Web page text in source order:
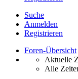
Suche
Anmelden
Registrieren
Foren-Übersicht
Aktuelle
Alle